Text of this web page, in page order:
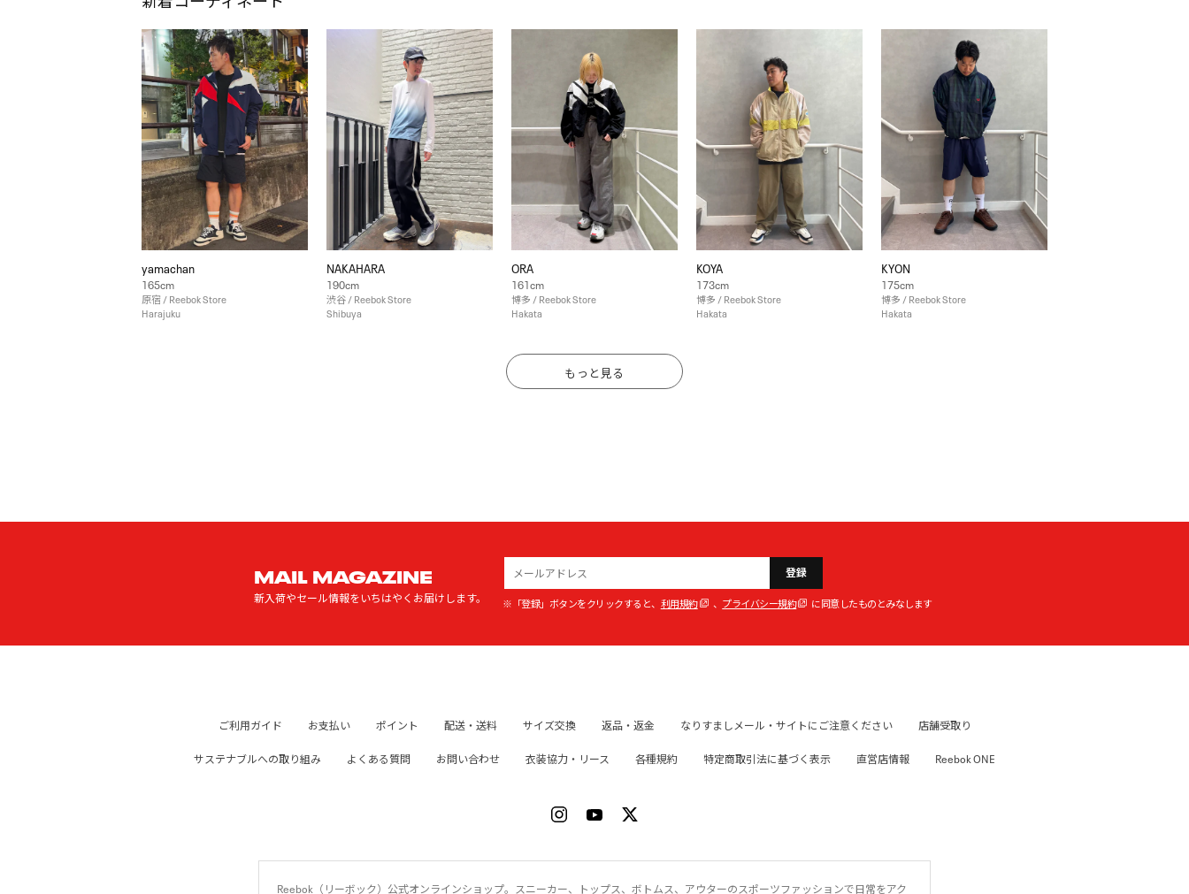
yamachan
165cm
原宿 / Reebok Store
Harajuku
NAKAHARA
190cm
渋谷 / Reebok Store
Shibuya
ORA
161cm
博多 / Reebok Store
Hakata
KOYA
173cm
博多 / Reebok Store
Hakata
KYON
175cm
博多 / Reebok Store
Hakata
もっと見る
MAIL MAGAZINE
新入荷やセール情報をいちはやくお届けします。
登録
※「登録」ボタンをクリックすると、 利用規約 、 プライバシー規約 に同意したものとみなします
ご利用ガイド お支払い ポイント 配送・送料 サイズ交換 返品・返金 なりすましメール・サイトにご注意ください 店舗受取り
サステナブルへの取り組み よくある質問 お問い合わせ 衣装協力・リース 各種規約 特定商取引法に基づく表示 直営店情報 Reebok ONE
Reebok（リーボック）公式オンラインショップ。スニーカー、トップス、ボトムス、アウターのスポーツファッションで日常をアク